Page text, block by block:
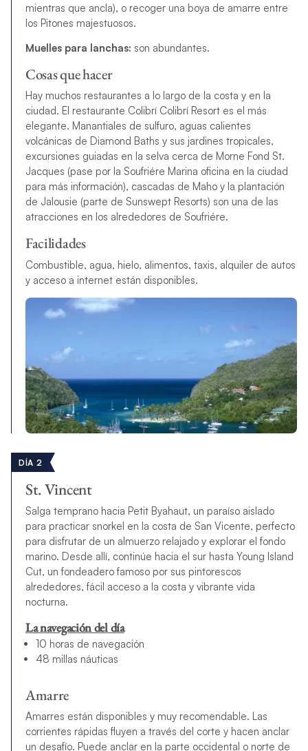
mientras que ancla), o recoger una boya de amarre entre
los Pitones majestuosos.
Muelles para lanchas: son abundantes.
Cosas que hacer
Hay muchos restaurantes a lo largo de la costa y en la
ciudad. El restaurante Colibrí Colibrí Resort es el más
elegante. Manantiales de sulfuro, aguas calientes
volcánicas de Diamond Baths y sus jardines tropicales,
excursiones guiadas en la selva cerca de Morne Fond St.
Jacques (pase por la Soufriére Marina oficina en la ciudad
para más información), cascadas de Maho y la plantación
de Jalousie (parte de Sunswept Resorts) son una de las
atracciones en los alrededores de Soufriére.
Facilidades
Combustible, agua, hielo, alimentos, taxis, alquiler de autos
y acceso a internet están disponibles.
DÍA 2
St. Vincent
Salga temprano hacia Petit Byahaut, un paraíso aislado
para practicar snorkel en la costa de San Vicente, perfecto
para disfrutar de un almuerzo relajado y explorar el fondo
marino. Desde allí, continúe hacia el sur hasta Young Island
Cut, un fondeadero famoso por sus pintorescos
alrededores, fácil acceso a la costa y vibrante vida
nocturna.
La navegación del día
10 horas de navegación
48 millas náuticas
Amarre
Amarres están disponibles y muy recomendable. Las
corrientes rápidas fluyen a través del corte y hacen anclar
un desafío. Puede anclar en la parte occidental o norte de